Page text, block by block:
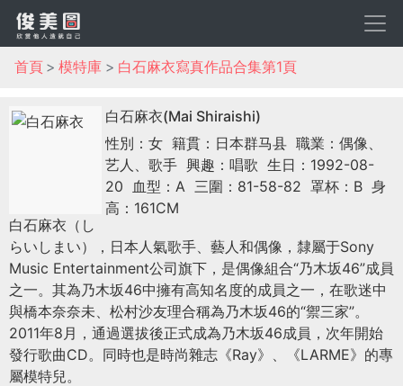
首頁 模特庫 白石麻衣寫真作品合集第1頁
白石麻衣(Mai Shiraishi)
性別：女 籍貫：日本群马县 職業：偶像、
艺人、歌手 興趣：唱歌 生日：1992-08-
20
血型：A 三圍：81-58-82 罩杯：B 身
高：161CM
白石麻衣（し
らいしまい），日本人氣歌手、藝人和偶像，隸屬于Sony
Music Entertainment公司旗下，是偶像組合“乃木坂46”成員
之一。其為乃木坂46中擁有高知名度的成員之一，在歌迷中
與橋本奈奈未、松村沙友理合稱為乃木坂46的“禦三家”。
2011年8月，通過選拔後正式成為乃木坂46成員，次年開始
發行歌曲CD。同時也是時尚雜志《Ray》、《LARME》的專
屬模特兒。